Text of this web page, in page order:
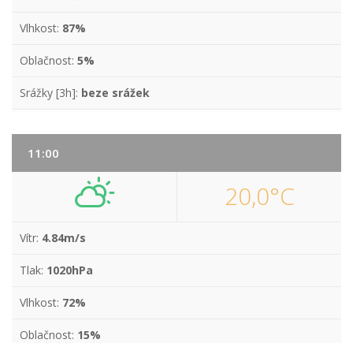
Vlhkost: 87%
Oblačnost: 5%
Srážky [3h]: beze srážek
11:00
20,0°C
Vítr: 4.84m/s
Tlak: 1020hPa
Vlhkost: 72%
Oblačnost: 15%